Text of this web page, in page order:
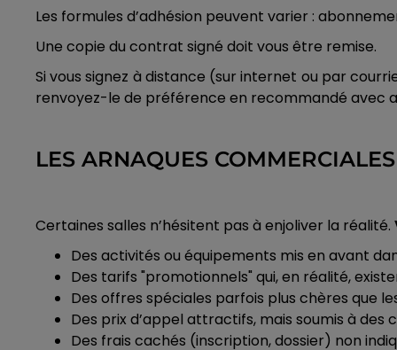
Les formules d’adhésion peuvent varier :
Une copie du contrat signé doit vous être remise.
Si vous signez à distance (sur internet ou par
renvoyez-le de préférence en recommandé avec
LES ARNAQUES
Certaines salles n’hésitent pas à enjoliver la réalité.
Des activités ou équipements mis en avant
Des tarifs "promotionnels" qui, en réalité,
Des offres spéciales parfois plus chères que
Des prix d’appel attractifs, mais soumis à des
Des frais cachés (inscription, dossier) non